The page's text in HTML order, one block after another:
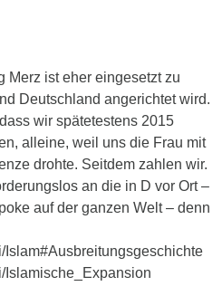
Merz ist eher eingesetzt zu
Deutschland angerichtet wird.
wir spätetestens 2015
alleine, weil uns die Frau mit
drohte. Seitdem zahlen wir.
an die in D vor Ort –
auf der ganzen Welt – denn
Islam#Ausbreitungsgeschichte
Islamische_Expansion